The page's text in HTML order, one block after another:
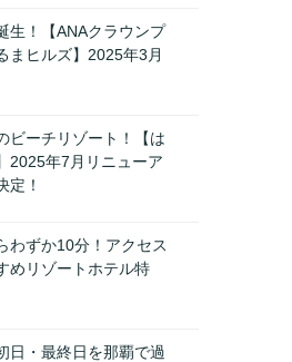
生！【ANAクラウンプ
まヒルズ】2025年3月
ビーチリゾート！【は
2025年7月リニューア
定！
わずか10分！アクセス
めリゾートホテル特
日・最終日を那覇で過